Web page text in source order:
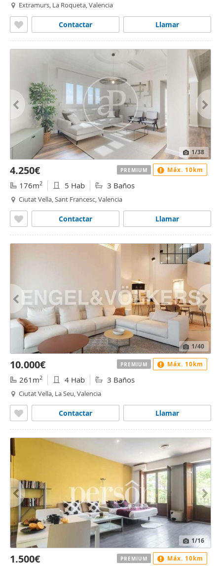
Extramurs, La Roqueta, Valencia
Llamar
Contactar
1/38
4.250€
176m2 5 Hab 3 Baños
Ciutat Vella, Sant Francesc, Valencia
Llamar
Contactar
PREMIUM Máx. 10km
1/40
10.000€
261m2 4 Hab 3 Baños
Ciutat Vella, La Seu, Valencia
Llamar
Contactar
PREMIUM Máx. 10km
1/16
1.500€ PREMIUM Máx. 10km